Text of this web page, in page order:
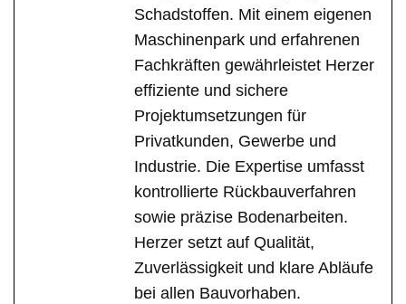
Schadstoffen. Mit einem eigenen
Maschinenpark und erfahrenen
Fachkräften gewährleistet Herzer
effiziente und sichere
Projektumsetzungen für
Privatkunden, Gewerbe und
Industrie. Die Expertise umfasst
kontrollierte Rückbauverfahren
sowie präzise Bodenarbeiten.
Herzer setzt auf Qualität,
Zuverlässigkeit und klare Abläufe
bei allen Bauvorhaben.